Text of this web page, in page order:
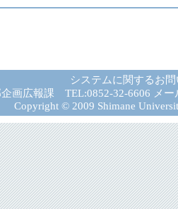
システムに関するお
画広報課 TEL:0852-32-6606 メー
Copyright © 2009 Shimane